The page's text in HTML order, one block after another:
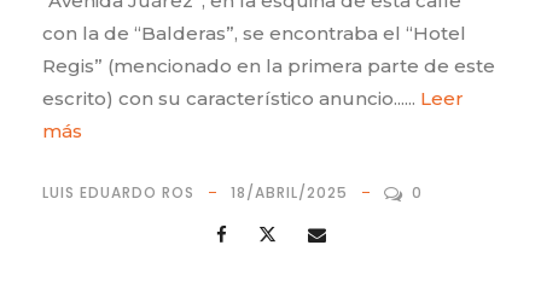
con la de “Balderas”, se encontraba el “Hotel
Regis” (mencionado en la primera parte de este
escrito) con su característico anuncio...... Leer
más
LUIS EDUARDO ROS 18/ABRIL/2025 0